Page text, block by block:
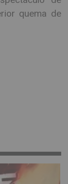
quema de